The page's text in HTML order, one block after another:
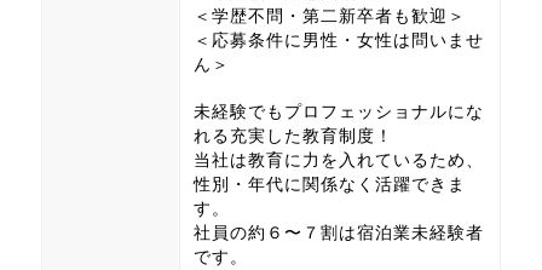
＜学歴不問・第二新卒者も歓迎＞
＜応募条件に男性・女性は問いませ
ん＞
未経験でもプロフェッショナルにな
れる充実した教育制度！
当社は教育に力を入れているため、
性別・年代に関係なく活躍できま
す。
社員の約６〜７割は宿泊業未経験者
です。